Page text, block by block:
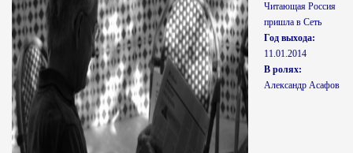
Читающая Россия
пришла в Сеть
Год выхода:
11.01.2014
В ролях:
Александр Асафов